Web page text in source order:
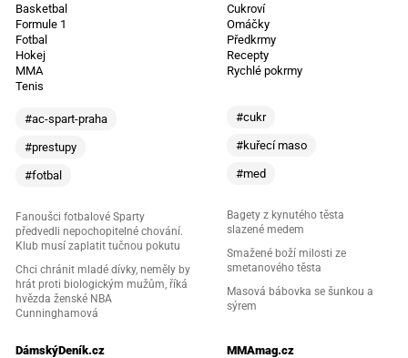
Basketbal
Formule 1
Fotbal
Hokej
MMA
Tenis
#ac-spart-praha
#prestupy
#fotbal
Fanoušci fotbalové Sparty
předvedli nepochopitelné chování.
Klub musí zaplatit tučnou pokutu
Chci chránit mladé dívky, neměly by
hrát proti biologickým mužům, říká
hvězda ženské NBA
Cunninghamová
Cukroví
Omáčky
Předkrmy
Recepty
Rychlé pokrmy
#cukr
#kuřecí maso
#med
Bagety z kynutého těsta
slazené medem
Smažené boží milosti ze
smetanového těsta
Masová bábovka se šunkou a
sýrem
DámskýDeník.cz
MMAmag.cz